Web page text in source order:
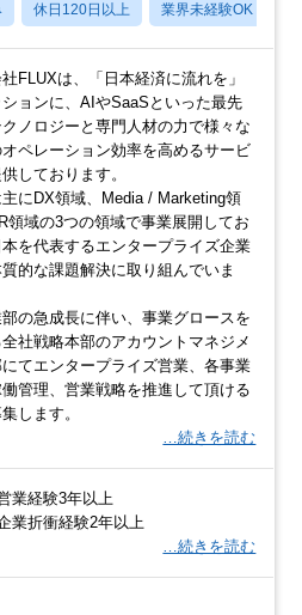
休日120日以上 業界未経験OK
FLUXは、「日本経済に流れを」
ションに、AIやSaaSといった最先
ノロジーと専門人材の力で様々な
ペレーション効率を高めるサービ
しております。
にDX領域、Media / Marketing領
領域の3つの領域で事業展開してお
本を代表するエンタープライズ企業
的な課題解決に取り組んでいま
の急成長に伴い、事業グロースを
社戦略本部のアカウントマネジメ
てエンタープライズ営業、各事業
管理、営業戦略を推進して頂ける
します。
…続きを読む
業経験3年以上
業折衝経験2年以上
…続きを読む